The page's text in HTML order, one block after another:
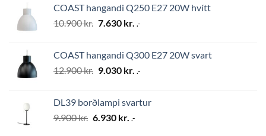
10.900 kr..7.630 kr..
COAST hangandi Q250 E27 20W hvítt
10.900kr. Original
10.900 kr..
7.630 kr. Current
7.630 kr..
.-
COAST hangandi Q300 E27 20W svart
12.900kr. Original
12.900 kr..
9.030 kr. Current
9.030 kr..
.-
DL39 borðlampi svartur
9.900kr. Original
6.930 kr. Current
.-